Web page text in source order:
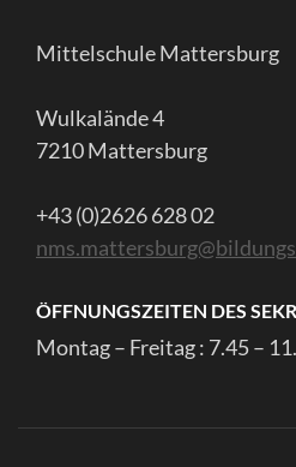
Mittelschule Mattersburg
Wulkalände 4
7210 Mattersburg
+43 (0)2626 628 02
ÖFFNUNGSZEITEN DES
Montag – Freitag : 7.45 –